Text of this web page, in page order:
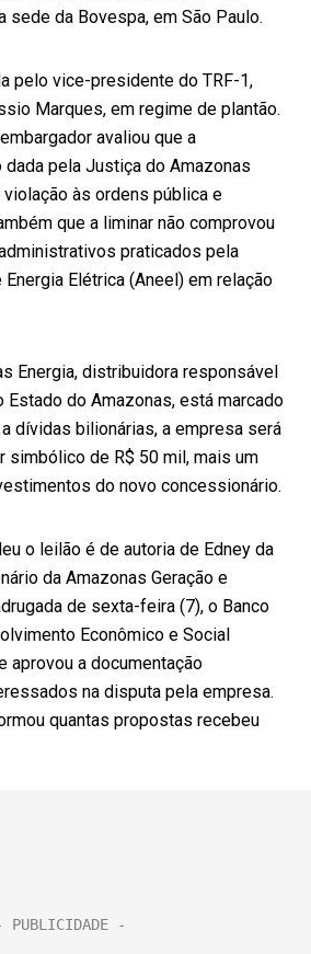
sede da Bovespa, em São Paulo.
pelo vice-presidente do TRF-1,
Marques, em regime de plantão.
avaliou que a
pela Justiça do Amazonas
violação às ordens pública e
que a liminar não comprovou
praticados pela
Elétrica (Aneel) em relação
Energia, distribuidora responsável
do Amazonas, está marcado
dívidas bilionárias, a empresa será
simbólico de R$ 50 mil, mais um
do novo concessionário.
o leilão é de autoria de Edney da
da Amazonas Geração e
de sexta-feira (7), o Banco
Econômico e Social
aprovou a documentação
na disputa pela empresa.
quantas propostas recebeu